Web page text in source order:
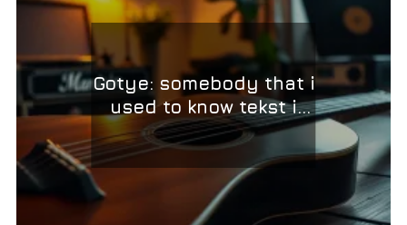
Gotye: somebody that i
used to know tekst i
jego analiza